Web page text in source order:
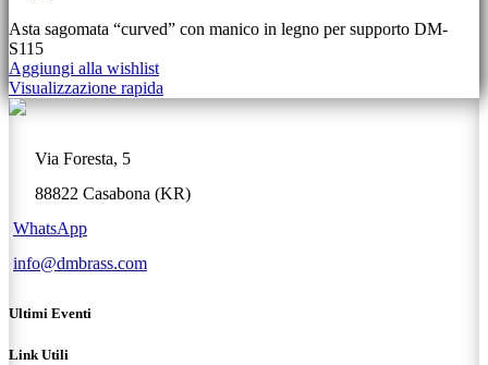
Asta sagomata “curved” con manico in legno per supporto DM-
S115
Aggiungi alla wishlist
Visualizzazione rapida
Via Foresta, 5
88822 Casabona (KR)
WhatsApp
info@dmbrass.com
Ultimi Eventi
Link Utili